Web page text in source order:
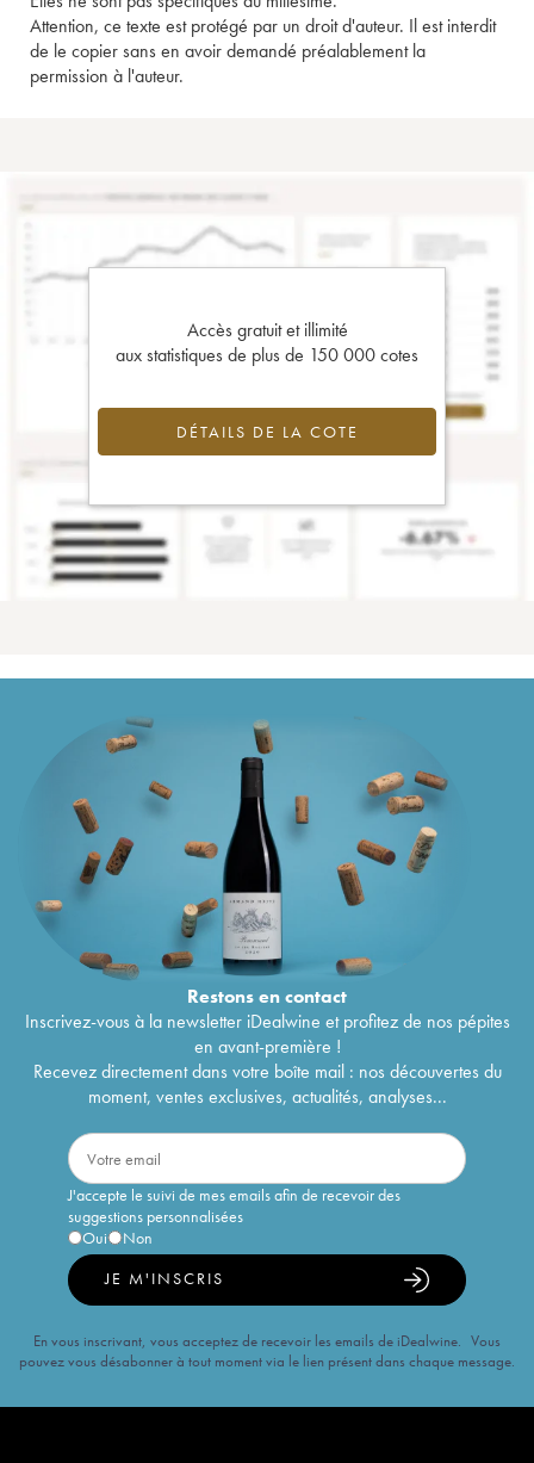
Attention, ce texte est protégé par un droit d'auteur. Il est interdit
de le copier sans en avoir demandé préalablement la
permission à l'auteur.
Accès gratuit et illimité
aux statistiques de plus de 150 000 cotes
DÉTAILS DE LA COTE
Restons encontact
Inscrivez-vous à la newsletter iDealwine et profitez de nos pépites
en avant-première !
Recevez directement dans votre boîte mail : nos découvertes du
moment, ventes exclusives, actualités, analyses...
J'accepte le suivi de mes emails afin de recevoir des
suggestions personnalisées
Oui
Non
JE M'INSCRIS
En vous inscrivant, vous acceptez de recevoir les emails de iDealwine. Vous
pouvez vous désabonner à tout moment via le lien présent dans chaque message.